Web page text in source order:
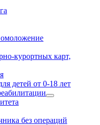
курортных карт,
детей от 0-18 лет
без операций